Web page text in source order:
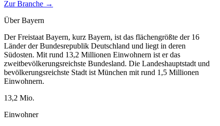
Zur Branche →
ÜberBayern
Der Freistaat Bayern, kurz Bayern, ist das flächengrößte der 16
Länder der Bundesrepublik Deutschland und liegt in deren
Südosten. Mit rund 13,2 Millionen Einwohnern ist er das
zweitbevölkerungsreichste Bundesland. Die Landeshauptstadt und
bevölkerungsreichste Stadt ist München mit rund 1,5 Millionen
Einwohnern.
13,2 Mio.
Einwohner